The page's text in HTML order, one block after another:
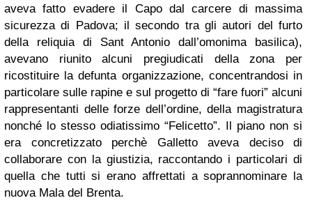
aveva fatto evadere il Capo dal carcere di massima
sicurezza di Padova; il secondo tra gli autori del furto
della reliquia di Sant Antonio dall’omonima basilica),
avevano riunito alcuni pregiudicati della zona per
ricostituire la defunta organizzazione, concentrandosi in
particolare sulle rapine e sul progetto di “fare fuori” alcuni
rappresentanti delle forze dell’ordine, della magistratura
nonché lo stesso odiatissimo “Felicetto”. Il piano non si
era concretizzato perchè Galletto aveva deciso di
collaborare con la giustizia, raccontando i particolari di
quella che tutti si erano affrettati a soprannominare la
nuova Mala del Brenta.